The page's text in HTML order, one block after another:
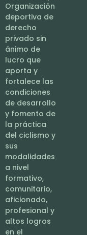
Organización
deportiva de
derecho
privado sin
ánimo de
lucro que
aporta y
fortalece las
condiciones
de desarrollo
y fomento de
la práctica
del ciclismo y
sus
modalidades
a nivel
formativo,
comunitario,
aficionado,
profesional y
altos logros
en el